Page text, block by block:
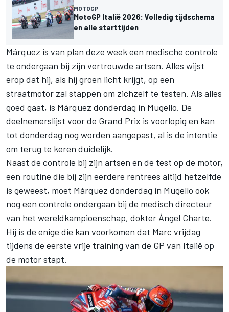
MOTOGP
MotoGP Italië 2026: Volledig tijdschema
en alle starttijden
Márquez is van plan deze week een medische controle
te ondergaan bij zijn vertrouwde artsen. Alles wijst
erop dat hij, als hij groen licht krijgt, op een
straatmotor zal stappen om zichzelf te testen. Als alles
goed gaat, is Márquez donderdag in Mugello. De
deelnemerslijst voor de Grand Prix is voorlopig en kan
tot donderdag nog worden aangepast, al is de intentie
om terug te keren duidelijk.
Naast de controle bij zijn artsen en de test op de motor,
een routine die bij zijn eerdere rentrees altijd hetzelfde
is geweest, moet Márquez donderdag in Mugello ook
nog een controle ondergaan bij de medisch directeur
van het wereldkampioenschap, dokter Ángel Charte.
Hij is de enige die kan voorkomen dat Marc vrijdag
tijdens de eerste vrije training van de GP van Italië op
de motor stapt.